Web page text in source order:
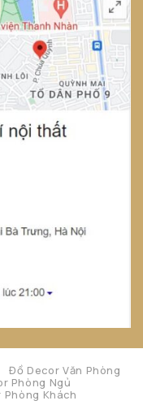
Đồ Decor Văn Phòng
Phòng Ngủ
Phòng Khách